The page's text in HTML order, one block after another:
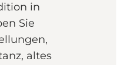
in
Sie
altes